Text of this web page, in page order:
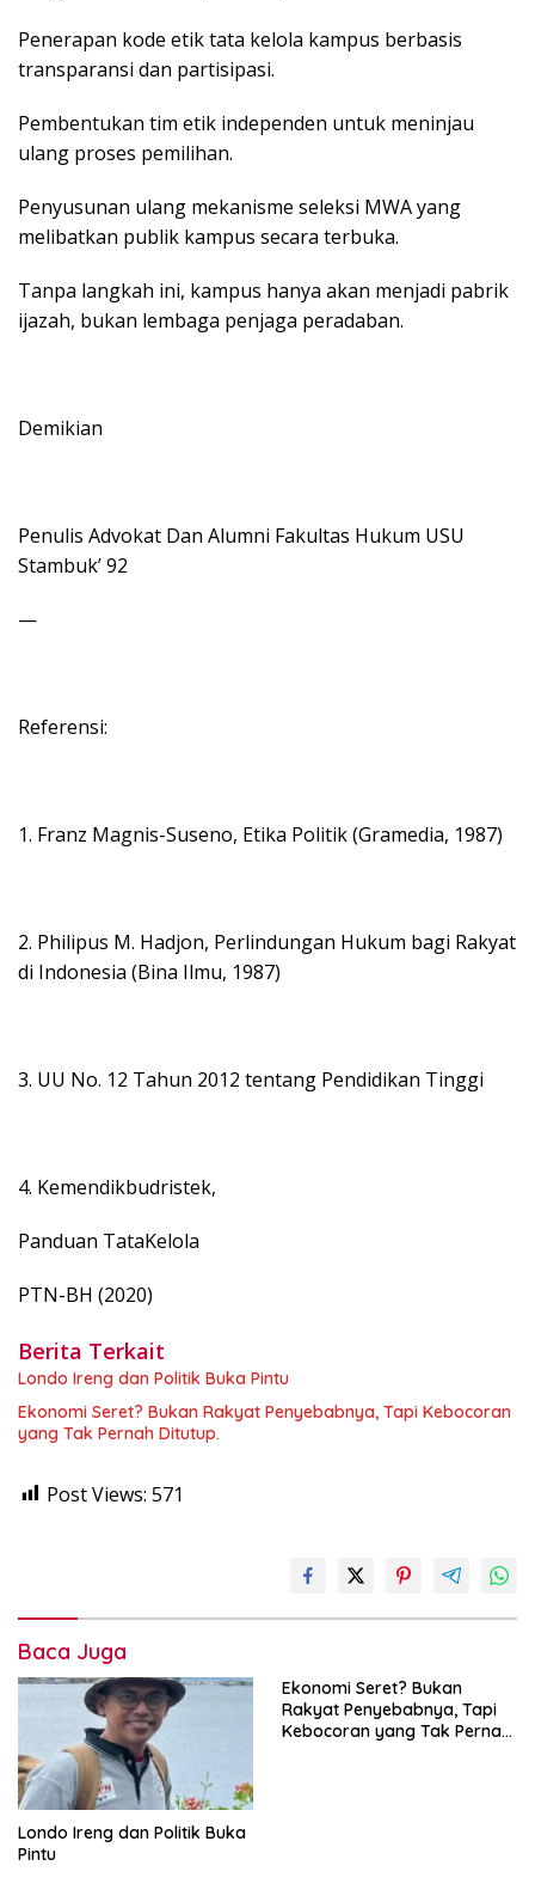
Penerapan kode etik tata kelola kampus berbasis
transparansi dan partisipasi.
Pembentukan tim etik independen untuk meninjau
ulang proses pemilihan.
Penyusunan ulang mekanisme seleksi MWA yang
melibatkan publik kampus secara terbuka.
Tanpa langkah ini, kampus hanya akan menjadi pabrik
ijazah, bukan lembaga penjaga peradaban.
Demikian
Penulis Advokat Dan Alumni Fakultas Hukum USU
Stambuk’ 92
—
Referensi:
1. Franz Magnis-Suseno, Etika Politik (Gramedia, 1987)
2. Philipus M. Hadjon, Perlindungan Hukum bagi Rakyat
di Indonesia (Bina Ilmu, 1987)
3. UU No. 12 Tahun 2012 tentang Pendidikan Tinggi
4. Kemendikbudristek,
Panduan TataKelola
PTN-BH (2020)
Berita Terkait
Londo Ireng dan Politik Buka Pintu
Ekonomi Seret? Bukan Rakyat Penyebabnya, Tapi Kebocoran
yang Tak Pernah Ditutup.
Post Views: 571
Baca Juga
Londo Ireng dan Politik Buka
Pintu
Ekonomi Seret? Bukan
Rakyat Penyebabnya, Tapi
Kebocoran yang Tak Pernah